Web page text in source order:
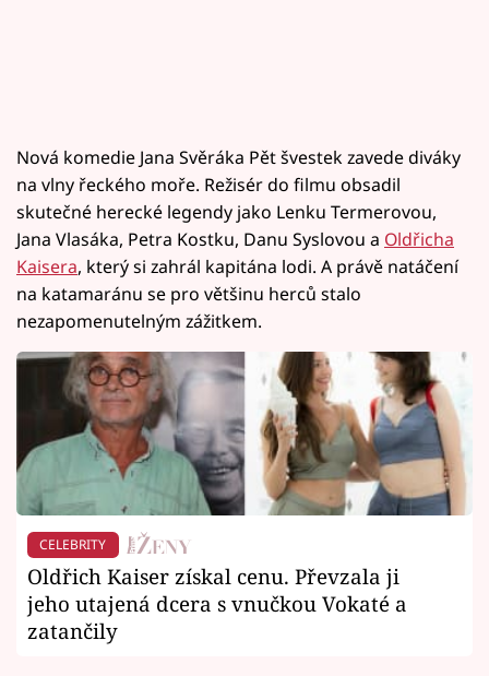
Nová komedie Jana Svěráka Pět švestek zavede diváky
na vlny řeckého moře. Režisér do filmu obsadil
skutečné herecké legendy jako Lenku Termerovou,
Jana Vlasáka, Petra Kostku, Danu Syslovou a Oldřicha
Kaisera, který si zahrál kapitána lodi. A právě natáčení
na katamaránu se pro většinu herců stalo
nezapomenutelným zážitkem.
CELEBRITY
Oldřich Kaiser získal cenu. Převzala ji
jeho utajená dcera s vnučkou Vokaté a
zatančily